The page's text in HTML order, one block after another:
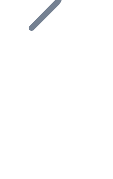
ecosistema.
rivenditori e
progetto al nostro servizio di